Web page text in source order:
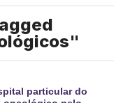
particular do